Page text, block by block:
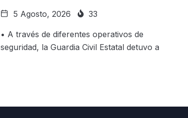
5 Agosto, 2026 33
• A través de diferentes operativos de
seguridad, la Guardia Civil Estatal detuvo a